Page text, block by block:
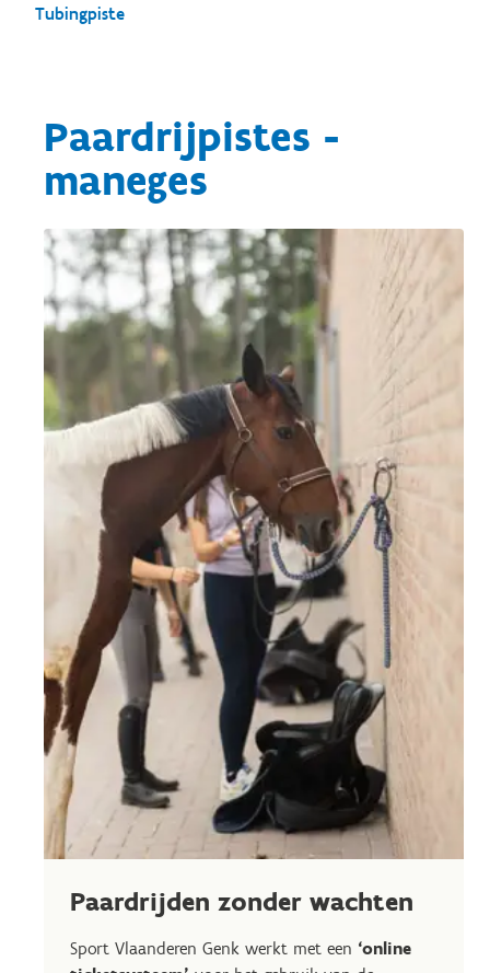
Tubingpiste
Paardrijpistes -
maneges
Paardrijden zonder wachten
Sport Vlaanderen Genk werkt met een ‘online